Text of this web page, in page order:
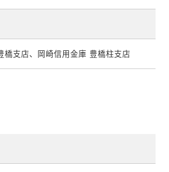
橋支店、岡崎信用金庫 豊橋柱支店